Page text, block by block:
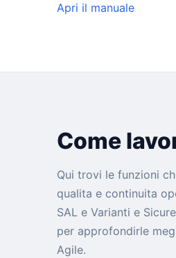
Apri il manuale
Come
Qui trovi le funzioni
qualita e continuita
SAL e Varianti e
per approfondirle
Agile.